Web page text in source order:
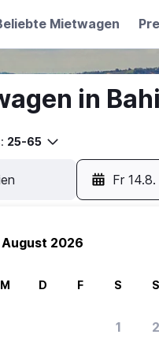
Mietwagen
in
25-65
Fr 14.8.
August 2026
M D F S S
1 2